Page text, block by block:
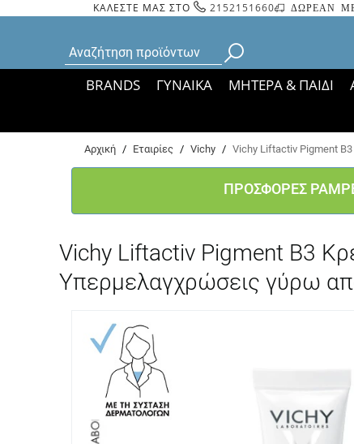
ΚΑΛΕΣΤΕ ΜΑΣ ΣΤΟ 2152151660 ΔΩΡΕΑΝ
BRANDS ΓΥΝΑΙΚΑ ΜΗΤΕΡΑ & ΠΑΙΔΙ
Bάσει ΦΕΚ
Αρχική / Εταιρίες / Vichy / Vichy Liftactiv Pigment
ΠΡΟΣΦΟΡΕΣ
Vichy Liftactiv Pigment B3
Υπερμελαγχρώσεις γύρω